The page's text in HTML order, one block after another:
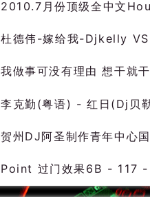
我做事可没有理由 想干就干